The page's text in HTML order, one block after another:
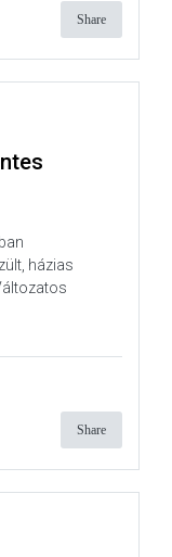
Share
házias
Share